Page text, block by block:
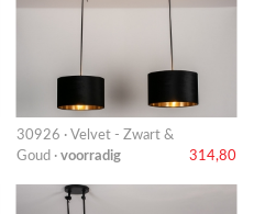
30926 · Velvet - Zwart &
Goud · voorradig 314,80